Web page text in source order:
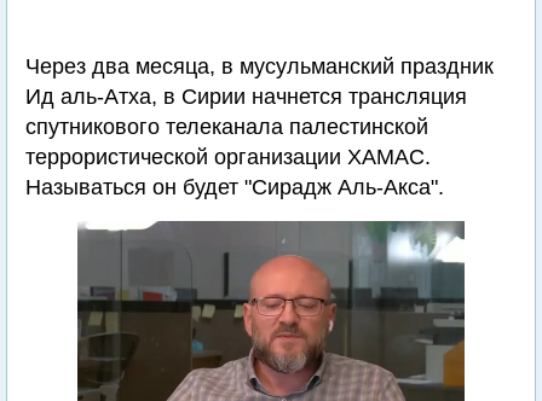
Через два месяца, в мусульманский праздник
Ид аль-Атха, в Сирии начнется трансляция
спутникового телеканала палестинской
террористической организации ХАМАС.
Называться он будет "Сирадж Аль-Акса".